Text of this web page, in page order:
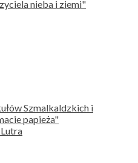
nieba i ziemi"
Szmalkaldzkich i
papieża"